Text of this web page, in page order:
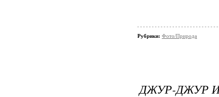
Рубрики: Фото/Природа
ДЖУР-ДЖУР